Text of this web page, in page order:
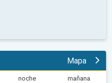
Mapa
noche mañana